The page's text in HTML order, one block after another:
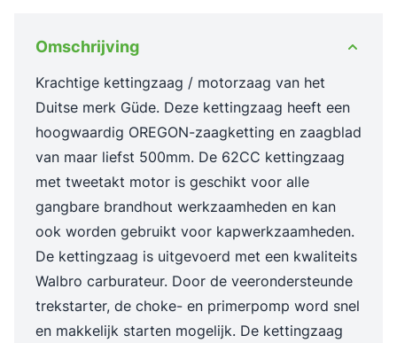
Omschrijving
Krachtige kettingzaag / motorzaag van het
Duitse merk Güde. Deze kettingzaag heeft een
hoogwaardig OREGON-zaagketting en zaagblad
van maar liefst 500mm. De 62CC kettingzaag
met tweetakt motor is geschikt voor alle
gangbare brandhout werkzaamheden en kan
ook worden gebruikt voor kapwerkzaamheden.
De kettingzaag is uitgevoerd met een kwaliteits
Walbro carburateur. Door de veerondersteunde
trekstarter, de choke- en primerpomp word snel
en makkelijk starten mogelijk. De kettingzaag